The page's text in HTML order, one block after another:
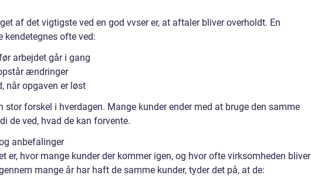
af det vigtigste ved en god vvser er, at aftaler bliver overholdt. En
ofte ved:
arbejdet går i gang
ændringer
når opgaven er løst
stor forskel i hverdagen. Mange kunder ender med at bruge den samme
de ved, hvad de kan forvente.
anbefalinger
er, hvor mange kunder der kommer igen, og hvor ofte virksomheden bliver
mange år har haft de samme kunder, tyder det på, at de: